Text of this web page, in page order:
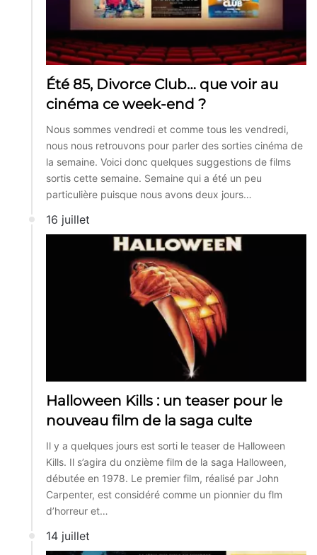
Été 85, Divorce Club… que voir au
cinéma ce week-end ?
Nous sommes vendredi et comme tous les vendredi,
nous nous retrouvons pour parler des sorties cinéma de
la semaine. Voici donc quelques suggestions de films
sortis cette semaine. Semaine qui a été un peu
particulière puisque nous avons deux jours…
16 juillet
Halloween Kills : un teaser pour le
nouveau film de la saga culte
Il y a quelques jours est sorti le teaser de Halloween
Kills. Il s’agira du onzième film de la saga Halloween,
débutée en 1978. Le premier film, réalisé par John
Carpenter, est considéré comme un pionnier du flm
d’horreur et…
14 juillet